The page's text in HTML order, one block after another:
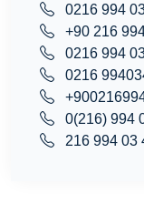
0216 994
+90 216
0216 994
0216
0(216) 994
216 994 03